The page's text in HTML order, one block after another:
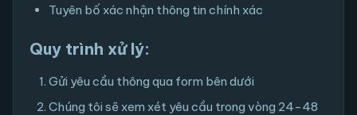
Tuyên bố xác nhận thông tin chính xác
Quy trình xử lý:
Gửi yêu cầu thông qua form bên dưới
Chúng tôi sẽ xem xét yêu cầu trong vòng 24-48